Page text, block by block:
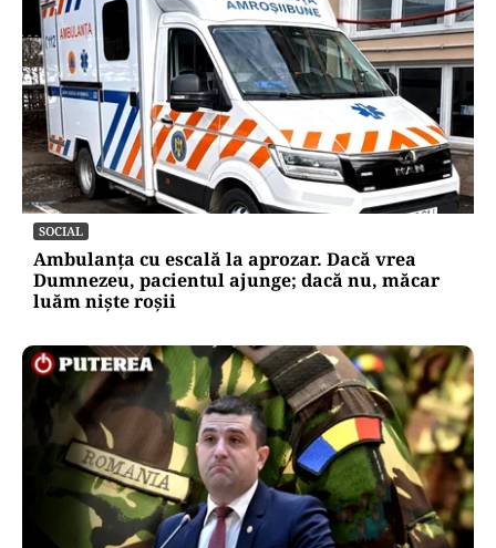
SOCIAL
Ambulanța cu escală la aprozar. Dacă vrea
Dumnezeu, pacientul ajunge; dacă nu, măcar
luăm niște roșii